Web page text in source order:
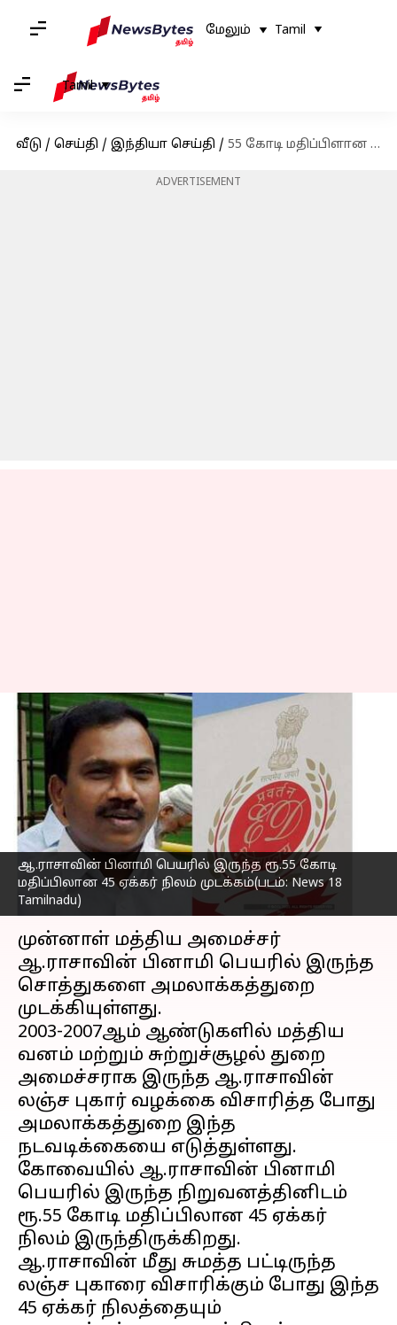
மேலும் Tamil
Tamil
வீடு / செய்தி / இந்தியா செய்தி / 55 கோடி மதிப்பிளான நிலம் - முன்னாள் அமைச்சர் ஆ.ராசா பினாமி சொத்துக்கள் முடக்கம்!
ADVERTISEMENT
ஆ.ராசாவின் பினாமி பெயரில் இருந்த ரூ.55 கோடி
மதிப்பிலான 45 ஏக்கர் நிலம் முடக்கம்(படம்: News 18
Tamilnadu)
55 கோடி மதிப்பிளான
நிலம் - முன்னாள்
அமைச்சர் ஆ.ராசா
பினாமி சொத்துக்கள்
முடக்கம்!
எழுதியவர் Sindhuja SM Dec 25, 2022 09:29 pm
செய்தி முன்னோட்டம்
முன்னாள் மத்திய அமைச்சர்
ஆ.ராசாவின் பினாமி பெயரில் இருந்த
சொத்துகளை அமலாக்கத்துறை
முடக்கியுள்ளது.
2003-2007ஆம் ஆண்டுகளில் மத்திய
வனம் மற்றும் சுற்றுச்சூழல் துறை
அமைச்சராக இருந்த ஆ.ராசாவின்
லஞ்ச புகார் வழக்கை விசாரித்த போது
அமலாக்கத்துறை இந்த
நடவடிக்கையை எடுத்துள்ளது.
கோவையில் ஆ.ராசாவின் பினாமி
பெயரில் இருந்த நிறுவனத்தினிடம்
ரூ.55 கோடி மதிப்பிலான 45 ஏக்கர்
நிலம் இருந்திருக்கிறது.
ஆ.ராசாவின் மீது சுமத்த பட்டிருந்த
லஞ்ச புகாரை விசாரிக்கும் போது இந்த
45 ஏக்கர் நிலத்தையும்